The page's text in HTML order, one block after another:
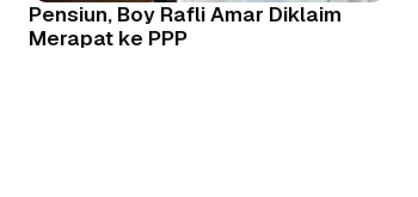
Pensiun, Boy Rafli Amar Diklaim
Merapat ke PPP